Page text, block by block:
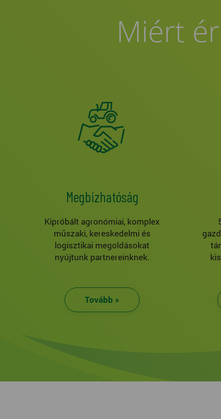
Miért
Megbízhatóság
Kipróbált agronómiai, komplex
műszaki, kereskedelmi és
logisztikai megoldásokat
nyújtunk partnereinknek.
Tovább »